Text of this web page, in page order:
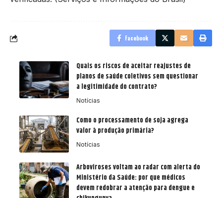
Facebook
Quais os riscos de aceitar reajustes de
planos de saúde coletivos sem questionar
a legitimidade do contrato?
Notícias
Como o processamento de soja agrega
valor à produção primária?
Notícias
Arboviroses voltam ao radar com alerta do
Ministério da Saúde: por que médicos
devem redobrar a atenção para dengue e